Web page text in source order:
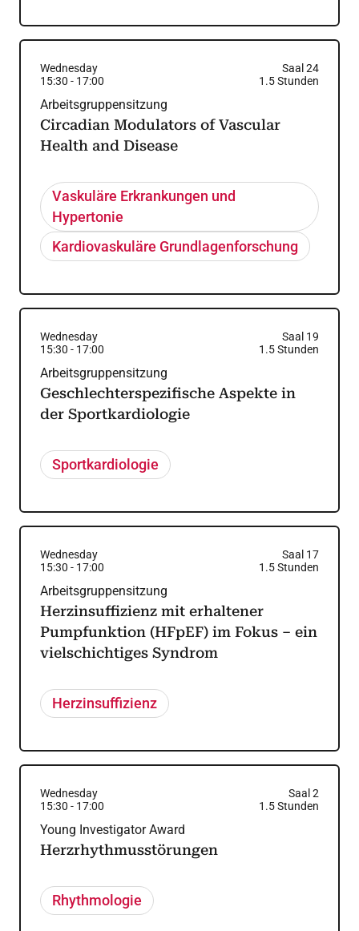
Wednesday
Saal 24
15:30 - 17:00 1.5Stunden
Arbeitsgruppensitzung
Circadian Modulators of Vascular
Health and Disease
Vaskuläre Erkrankungen und
Hypertonie
Kardiovaskuläre Grundlagenforschung
Wednesday
Saal 19
15:30 - 17:00 1.5Stunden
Arbeitsgruppensitzung
Geschlechterspezifische Aspekte in
der Sportkardiologie
Sportkardiologie
Wednesday
Saal 17
15:30 - 17:00 1.5Stunden
Arbeitsgruppensitzung
Herzinsuffizienz mit erhaltener
Pumpfunktion (HFpEF) im Fokus – ein
vielschichtiges Syndrom
Herzinsuffizienz
Wednesday
Saal 2
15:30 - 17:00 1.5Stunden
Young Investigator Award
Herzrhythmusstörungen
Rhythmologie